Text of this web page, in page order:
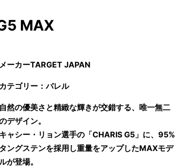
MAX
メーカーTARGET JAPAN
カテゴリー：バレル
自然の優美さと精緻な輝きが交錯する、唯一無二
デザイン。
キャシー・リョン選手の「CHARIS G5」に、95%
タングステンを採用し重量をアップしたMAXモデ
が登場。